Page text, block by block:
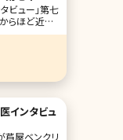
グヘアの方が
ビュー」第七
らほど近いT
座院の井沢仁
す。相良卓哉
は、顔整形
整形や目の
といった外科
インタビュ
屋ベンクリ